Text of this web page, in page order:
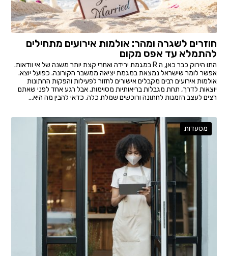
חוזרים לשגרה ומהר: אולמות אירועים מתחילים
להתמלא עד אפס מקום
התו הירוק כבר כאן, ה R במגמת ירידה ואחרי קצת יותר משנה של אי וודאות.
אפשר לומר שישראל נמצאת במגמת יציאה ממשבר הקורונה. כפועל יוצא.
אולמות אירועים רבים מקבלים אישורים לחזור לפעילות והפקות החתונות
יוצאות לדרך, תחת מגבלות בריאותיות מסוימות. אבל רגע אחד לפני שאתם
רצים לעצב הזמנות לחתונה ורוכשים שמלת כלה. כדאי להבין מה היא...
מסעדות